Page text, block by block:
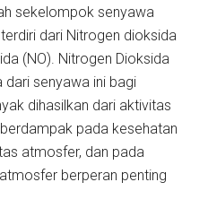
sekelompok senyawa
dari Nitrogen dioksida
(NO). Nitrogen Dioksida
dari senyawa ini bagi
dihasilkan dari aktivitas
pada kesehatan
atmosfer, dan pada
berperan penting